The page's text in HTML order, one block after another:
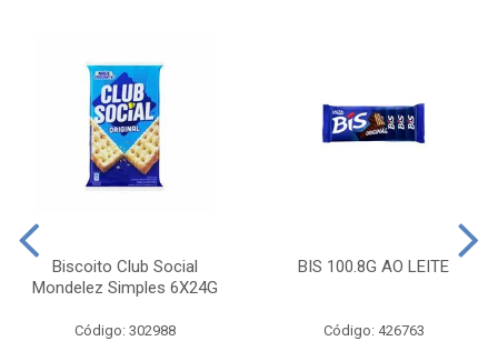
Biscoito Club Social
Mondelez Simples 6X24G
Código: 302988
BIS 100.8G AO LEITE
Código: 426763